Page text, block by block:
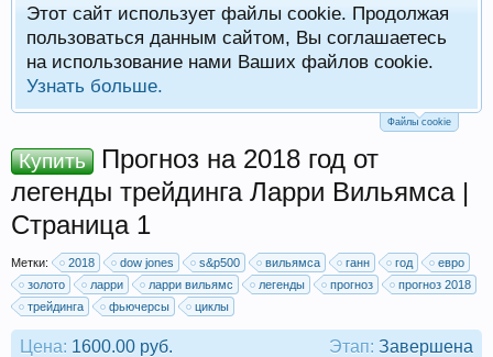
Этот сайт использует файлы cookie. Продолжая
пользоваться данным сайтом, Вы соглашаетесь
на использование нами Ваших файлов cookie.
Узнать больше.
Файлы cookie
Купить
Прогноз на 2018 год от
легенды трейдинга Ларри Вильямса |
Страница 1
Метки: 2018 dow jones s&p500 вильямса ганн год
евро
золото
ларри ларри вильямс легенды прогноз
прогноз 2018
трейдинга
фьючерсы циклы
Этап: Завершена
Цена: 1600.00 руб.